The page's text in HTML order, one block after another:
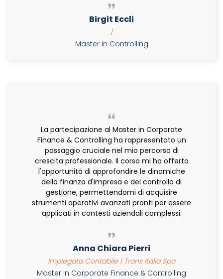
Birgit Eccli
|
Master in Controlling
La partecipazione al Master in Corporate
Finance & Controlling ha rappresentato un
passaggio cruciale nel mio percorso di
crescita professionale. Il corso mi ha offerto
l'opportunità di approfondire le dinamiche
della finanza d'impresa e del controllo di
gestione, permettendomi di acquisire
strumenti operativi avanzati pronti per essere
applicati in contesti aziendali complessi.
Anna Chiara Pierri
Impiegata Contabile | Trans Italia Spa
Master in Corporate Finance & Controlling